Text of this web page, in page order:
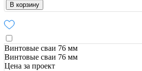
В корзину
Винтовые сваи 76 мм
Винтовые сваи 76 мм
Цена за проект